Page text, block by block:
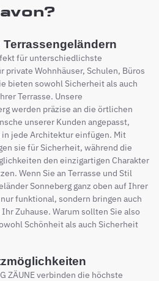
für unterschiedlichste
private Wohnhäuser, Schulen, Büros
bieten sowohl Sicherheit als auch
Terrasse. Unsere
werden präzise an die örtlichen
unserer Kunden angepasst,
jede Architektur einfügen. Mit
sie für Sicherheit, während die
den einzigartigen Charakter
Wenn Sie an Terrasse und Stil
Sonneberg ganz oben auf Ihrer
funktional, sondern bringen auch
Zuhause. Warum sollten Sie also
Schönheit als auch Sicherheit
ZÄUNE verbinden die höchste